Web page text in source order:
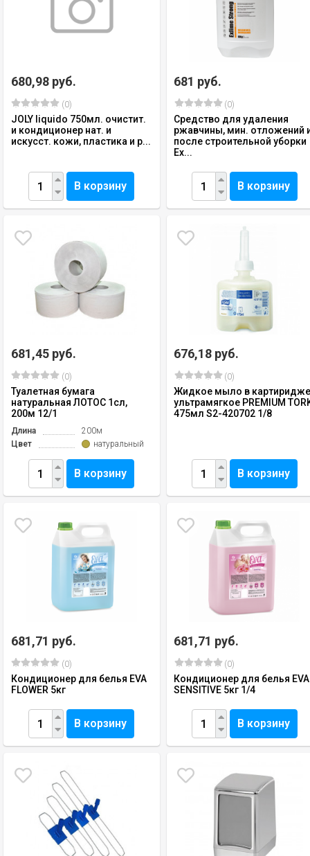
680,98 руб.
(0)
JOLY liquido 750мл. очистит.
и кондиционер нат. и
искусст. кожи, пластика и р...
В корзину
681 руб.
(0)
Средство для удаления
ржавчины, мин. отложений
после строительной уборки
Ex...
В корзину
681,45 руб.
(0)
Туалетная бумага
натуральная ЛОТОС 1сл,
200м 12/1
Длина
200м
Цвет
натуральный
В корзину
676,18 руб.
(0)
Жидкое мыло в
ультрамягкое PREMIUM
475мл S2-420702 1/8
В корзину
681,71 руб.
(0)
Кондиционер для белья EVA
FLOWER 5кг
В корзину
681,71 руб.
(0)
Кондиционер для белья EVA
SENSITIVE 5кг 1/4
В корзину